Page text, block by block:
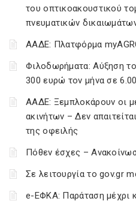
του οπτικοακουστικού
πνευματικών
ΑΑΔΕ: Πλατφόρμα
Φιλοδωρήματα: Αύξηση
300 ευρώ τον μήνα σε
ΑΑΔΕ: Ξεμπλοκάρουν οι
ακινήτων – Δεν
της οφειλής
Πόθεν έσχες –
Σε λειτουργία το gov.gr
e-ΕΦΚΑ: Παράταση μέχρι